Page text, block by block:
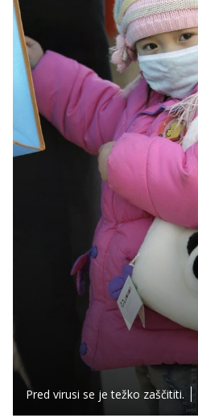
Pred virusi se je težko zaščititi.